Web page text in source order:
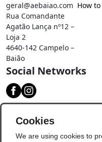
geral@aebaiao.com
Rua Comandante
Agatão Lança nº12 –
Loja 2
4640-142 Campelo –
Baião
How to
Social Networks
Cookies
We are using cookies to